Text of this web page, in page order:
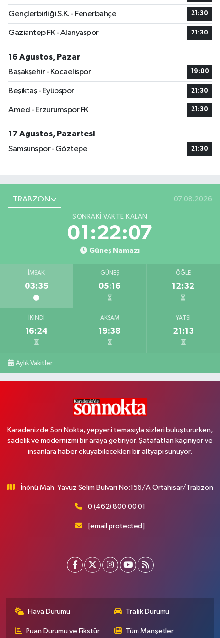
Gençlerbirliği S.K. - Fenerbahçe 21:30
Gaziantep FK - Alanyaspor 21:30
16 Ağustos, Pazar
Başakşehir - Kocaelispor
19:00
Beşiktaş - Eyüpspor 21:30
Amed - Erzurumspor FK 21:30
17 Ağustos, Pazartesi
Samsunspor - Göztepe
21:30
TRABZON 07.08.2026
SONRAKI VAKTE KALAN
01:22:06
Güneş Namazı
İMSAK
03:35
GÜNEŞ
05:16
ÖĞLE
12:32
İKINDI
16:24
AKŞAM
19:38
YATSI
21:13
Aylık Vakitler
Karadenizde Son Nokta, yepyeni temasıyla sizleri buluştururken,
sadelik ve modernizmi bir araya getiriyor. Şatafattan kaçınıyor ve
insanlara haber okuyabilecekleri bir altyapı sunuyor.
İnönü Mah. Yavuz Selim Bulvarı No:156/A Ortahisar/Trabzon
0 (462) 800 00 01
[email protected]
Hava Durumu Trafik Durumu
Puan Durumu ve Fikstür Tüm Manşetler